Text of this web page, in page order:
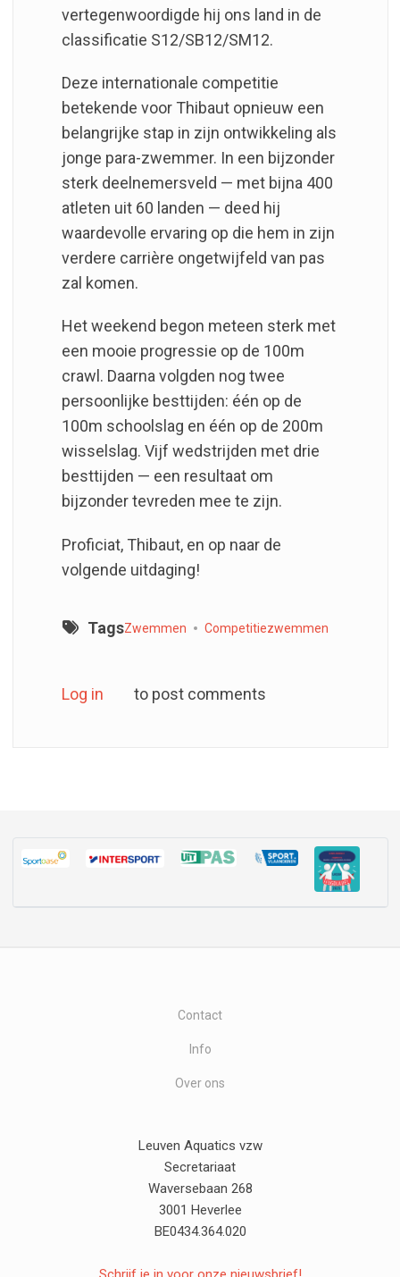
vertegenwoordigde hij ons land in de
classificatie S12/SB12/SM12.
Deze internationale competitie
betekende voor Thibaut opnieuw een
belangrijke stap in zijn ontwikkeling als
jonge para-zwemmer. In een bijzonder
sterk deelnemersveld — met bijna 400
atleten uit 60 landen — deed hij
waardevolle ervaring op die hem in zijn
verdere carrière ongetwijfeld van pas
zal komen.
Het weekend begon meteen sterk met
een mooie progressie op de 100m
crawl. Daarna volgden nog twee
persoonlijke besttijden: één op de
100m schoolslag en één op de 200m
wisselslag. Vijf wedstrijden met drie
besttijden — een resultaat om
bijzonder tevreden mee te zijn.
Proficiat, Thibaut, en op naar de
volgende uitdaging!
TagsZwemmen Competitiezwemmen
Log in to post comments
Contact
Info
Over ons
Leuven Aquatics vzw
Secretariaat
Waversebaan 268
3001 Heverlee
BE0434.364.020